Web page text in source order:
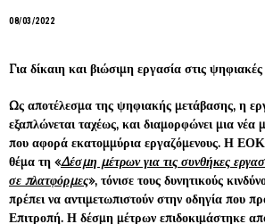
08/03/2022
Για δίκαιη και βιώσιμη εργασία στις
Ως αποτέλεσμα της ψηφιακής μετάβασης, η
εξαπλώνεται ταχέως, και διαμορφώνει μια
που αφορά εκατομμύρια εργαζόμενους. Η
θέμα τη «Δέσμη μέτρων για τις συνθήκες
σε πλατφόρμες», τόνισε τους δυνητικούς
πρέπει να αντιμετωπιστούν στην οδηγία που
Επιτροπή. Η δέσμη μέτρων επιδοκιμάστηκε